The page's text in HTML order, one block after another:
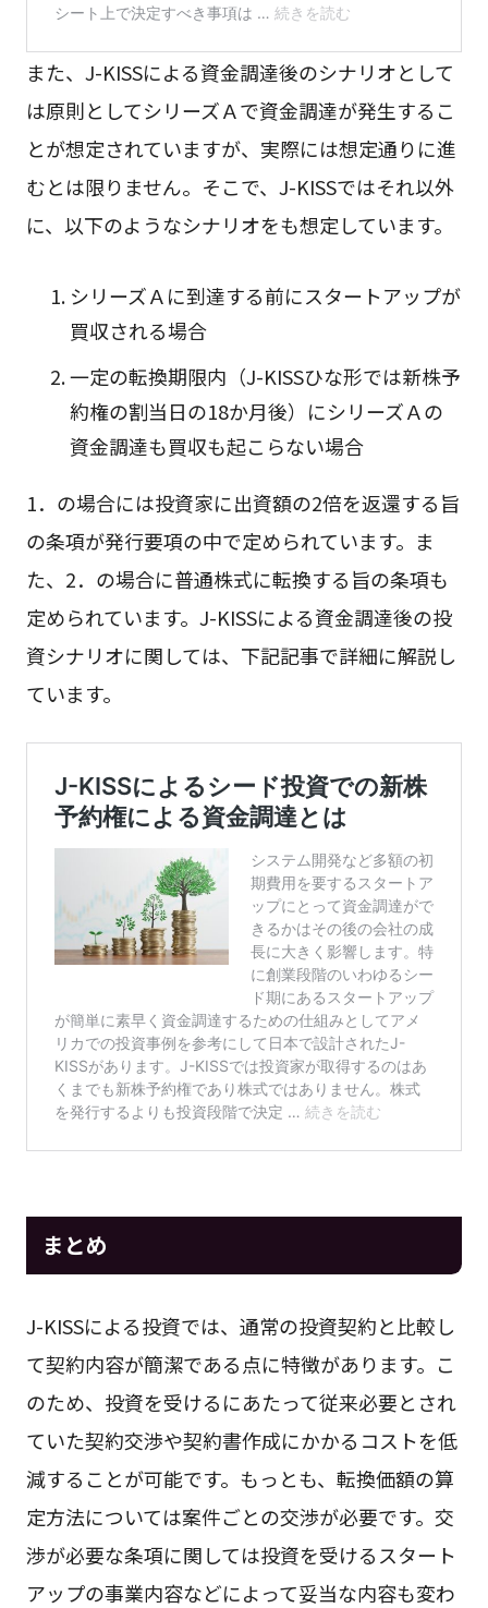
また、J-KISSによる資金調達後のシナリオとして
は原則としてシリーズＡで資金調達が発生するこ
とが想定されていますが、実際には想定通りに進
むとは限りません。そこで、J-KISSではそれ以外
に、以下のようなシナリオをも想定しています。
シリーズＡに到達する前にスタートアップが
買収される場合
一定の転換期限内（J-KISSひな形では新株予
約権の割当日の18か月後）にシリーズＡの
資金調達も買収も起こらない場合
1．の場合には投資家に出資額の2倍を返還する旨
の条項が発行要項の中で定められています。ま
た、2．の場合に普通株式に転換する旨の条項も
定められています。J-KISSによる資金調達後の投
資シナリオに関しては、下記記事で詳細に解説し
ています。
まとめ
J-KISSによる投資では、通常の投資契約と比較し
て契約内容が簡潔である点に特徴があります。こ
のため、投資を受けるにあたって従来必要とされ
ていた契約交渉や契約書作成にかかるコストを低
減することが可能です。もっとも、転換価額の算
定方法については案件ごとの交渉が必要です。交
渉が必要な条項に関しては投資を受けるスタート
アップの事業内容などによって妥当な内容も変わ